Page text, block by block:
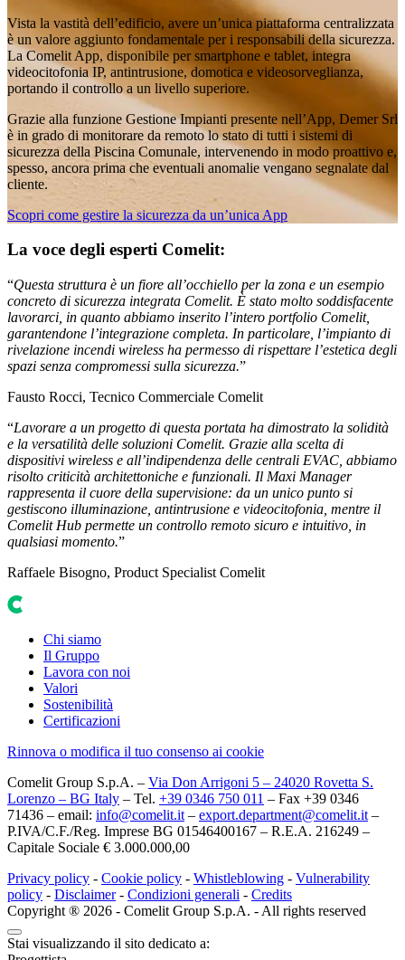
Vista la vastità dell’edificio, avere un’unica piattaforma centralizzata
è un valore aggiunto fondamentale per i responsabili della sicurezza.
La Comelit App, disponibile per smartphone e tablet, integra
videocitofonia IP, antintrusione, domotica e videosorveglianza,
portando il controllo a un livello superiore.
Grazie alla funzione Gestione Impianti presente nell’App, Demer Srl
è in grado di monitorare da remoto lo stato di tutti i sistemi di
sicurezza della Piscina Comunale, intervenendo in modo proattivo e,
spesso, ancora prima che eventuali anomalie vengano segnalate dal
cliente.
Scopri come gestire la sicurezza da un’unica App
La voce degli esperti Comelit:
“Questa struttura è un fiore all’occhiello per la zona e un esempio
concreto di sicurezza integrata Comelit. È stato molto soddisfacente
lavorarci, in quanto abbiamo inserito l’intero portfolio Comelit,
garantendone l’integrazione completa. In particolare, l’impianto di
rivelazione incendi wireless ha permesso di rispettare l’estetica degli
spazi senza compromessi sulla sicurezza.”
Fausto Rocci, Tecnico Commerciale Comelit
“Lavorare a un progetto di questa portata ha dimostrato la solidità
e la versatilità delle soluzioni Comelit. Grazie alla scelta di
dispositivi wireless e all’indipendenza delle centrali EVAC, abbiamo
risolto criticità architettoniche e funzionali. Il Maxi Manager
rappresenta il cuore della supervisione: da un unico punto si
gestiscono illuminazione, antintrusione e videocitofonia, mentre il
Comelit Hub permette un controllo remoto sicuro e intuitivo, in
qualsiasi momento.”
Raffaele Bisogno, Product Specialist Comelit
Chi siamo
Il Gruppo
Lavora con noi
Valori
Sostenibilità
Certificazioni
Rinnova o modifica il tuo consenso ai cookie
Comelit Group S.p.A. – Via Don Arrigoni 5 – 24020 Rovetta S.
Lorenzo – BG Italy – Tel. +39 0346 750 011 – Fax +39 0346
71436 – email: info@comelit.it – export.department@comelit.it –
P.IVA/C.F./Reg. Imprese BG 01546400167 – R.E.A. 216249 –
Capitale Sociale € 3.000.000,00
Privacy policy - Cookie policy - Whistleblowing - Vulnerability
policy - Disclaimer- Condizioni generali - Credits
Copyright ® 2026 - Comelit Group S.p.A. - All rights reserved
Stai visualizzando il sito dedicato a: